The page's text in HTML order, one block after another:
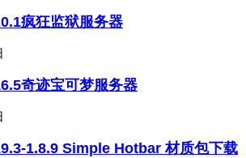
疯狂监狱服务器
奇迹宝可梦服务器
1.8.9 Simple Hotbar 材质包下载